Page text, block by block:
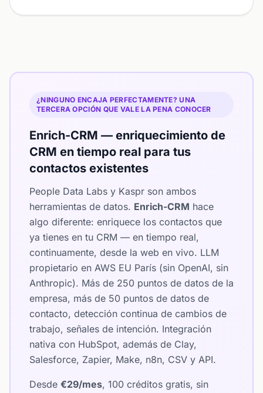
¿NINGUNO ENCAJA PERFECTAMENTE? UNA
TERCERA OPCIÓN QUE VALE LA PENA CONOCER
Enrich-CRM — enriquecimiento de
CRM en tiempo real para tus
contactos existentes
People Data Labs y Kaspr son ambos
herramientas de datos. Enrich-CRM hace
algo diferente: enriquece los contactos que
ya tienes en tu CRM — en tiempo real,
continuamente, desde la web en vivo. LLM
propietario en AWS EU París (sin OpenAI, sin
Anthropic). Más de 250 puntos de datos de la
empresa, más de 50 puntos de datos de
contacto, detección continua de cambios de
trabajo, señales de intención. Integración
nativa con HubSpot, además de Clay,
Salesforce, Zapier, Make, n8n, CSV y API.
Desde €29/mes, 100 créditos gratis, sin